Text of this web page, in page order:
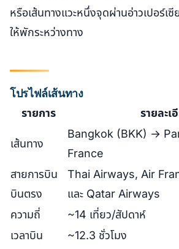
หรือเส้นทางแวะหนึ่งจุดผ่านอ่าวเปอร์เ
ให้พักระหว่างทาง
โปรไฟล์เส้นทาง
รายการ รายละเ
เส้นทาง
Bangkok (BKK) →
France
สายการบิน
บินตรง
Thai Airways, Air
และ Qatar Airways
ความถี่
~14 เที่ยว/สัปดาห์
เวลาบิน
~12.3 ชั่วโมง